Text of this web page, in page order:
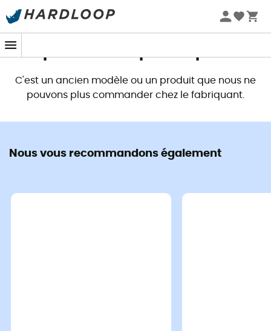
Promos d'été 🔥 -5 % EXTRA dès 2 produits* code Summer5
C'est un ancien modèle ou un produit que nous ne
pouvons plus commander chez le fabriquant.
Nous vous recommandons également